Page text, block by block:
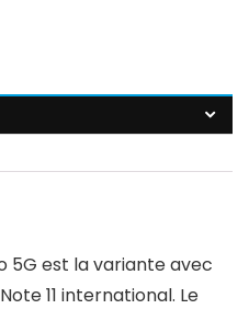
5G est la variante avec
11 international. Le